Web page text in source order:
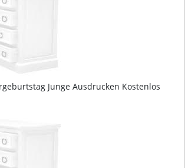
Junge Ausdrucken Kostenlos